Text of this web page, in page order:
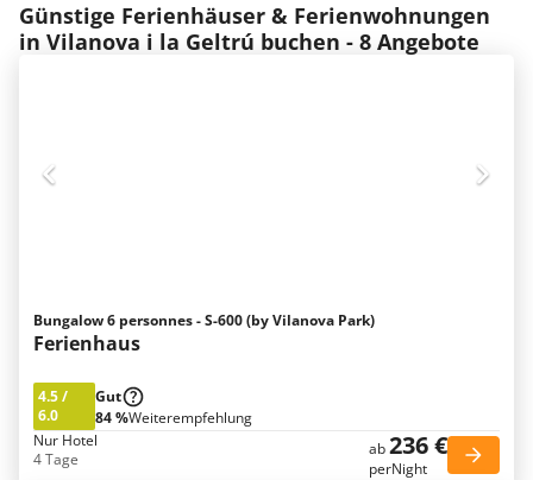
Günstige Ferienhäuser & Ferienwohnungen
in Vilanova i la Geltrú buchen - 8 Angebote
Bungalow 6 personnes - S-600 (by Vilanova Park)
Ferienhaus
4.5/
6.0
Gut
84 %Weiterempfehlung
Nur Hotel
4 Tage
ab236 €
perNight